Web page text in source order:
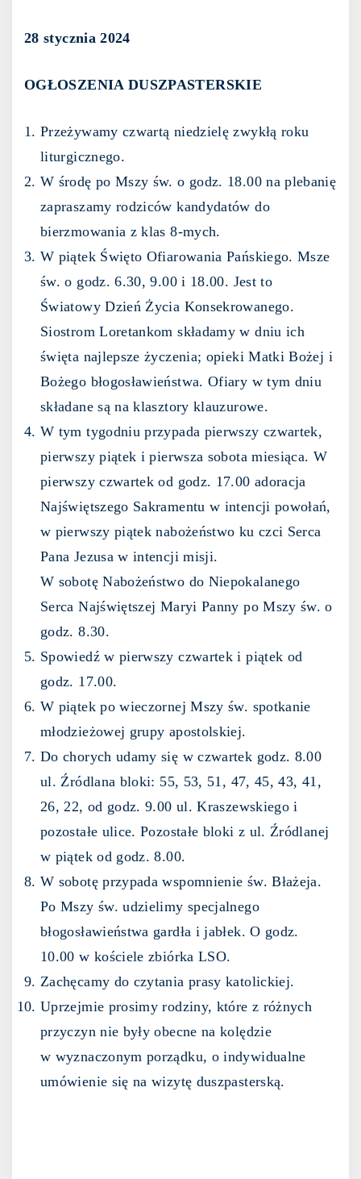
28 stycznia 2024
OGŁOSZENIA DUSZPASTERSKIE
Przeżywamy czwartą niedzielę zwykłą roku
liturgicznego.
W środę po Mszy św. o godz. 18.00 na plebanię
zapraszamy rodziców kandydatów do
bierzmowania z klas 8-mych.
W piątek Święto Ofiarowania Pańskiego. Msze
św. o godz. 6.30, 9.00 i 18.00. Jest to
Światowy Dzień Życia Konsekrowanego.
Siostrom Loretankom składamy w dniu ich
święta najlepsze życzenia; opieki Matki Bożej i
Bożego błogosławieństwa. Ofiary w tym dniu
składane są na klasztory klauzurowe.
W tym tygodniu przypada pierwszy czwartek,
pierwszy piątek i pierwsza sobota miesiąca. W
pierwszy czwartek od godz. 17.00 adoracja
Najświętszego Sakramentu w intencji powołań,
w pierwszy piątek nabożeństwo ku czci Serca
Pana Jezusa w intencji misji.
W sobotę Nabożeństwo do Niepokalanego
Serca Najświętszej Maryi Panny po Mszy św. o
godz. 8.30.
Spowiedź w pierwszy czwartek i piątek od
godz. 17.00.
W piątek po wieczornej Mszy św. spotkanie
młodzieżowej grupy apostolskiej.
Do chorych udamy się w czwartek godz. 8.00
ul. Źródlana bloki: 55, 53, 51, 47, 45, 43, 41,
26, 22, od godz. 9.00 ul. Kraszewskiego i
pozostałe ulice. Pozostałe bloki z ul. Źródlanej
w piątek od godz. 8.00.
W sobotę przypada wspomnienie św. Błażeja.
Po Mszy św. udzielimy specjalnego
błogosławieństwa gardła i jabłek. O godz.
10.00 w kościele zbiórka LSO.
Zachęcamy do czytania prasy katolickiej.
Uprzejmie prosimy rodziny, które z różnych
przyczyn nie były obecne na kolędzie
w wyznaczonym porządku, o indywidualne
umówienie się na wizytę duszpasterską.